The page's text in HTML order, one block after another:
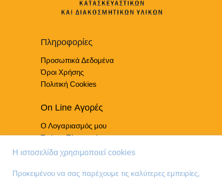
Πληροφορίες
Προσωπικά Δεδομένα
Όροι Χρήσης
Πολιτική Cookies
On Line Αγορές
Ο Λογαριασμός μου
Τρόποι Πληρωμής
Τρόποι Παράδοσης
Η ιστοσελίδα χρησιμοποιεί cookies
Προκειμένου να σας παρέχουμε τις καλύτερες εμπειρίες,